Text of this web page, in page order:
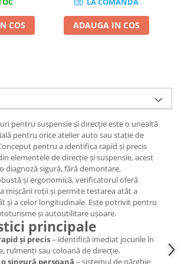
COS ADAUGA IN COS
pentru suspensie și direcție este o unealtă
pentru orice atelier auto sau stație de
pentru a identifica rapid și precis
elementele de direcție și suspensie, acest
diagnoză sigură, fără demontare.
și ergonomică, verificatorul oferă
mișcării roții și permite testarea atât a
și a celor longitudinale. Este potrivit pentru
și autoutilitare ușoare.
principale
și precis– identifică imediat jocurile în
rulmenți sau coloană de direcție.
singură persoană – sistemul de pârghie